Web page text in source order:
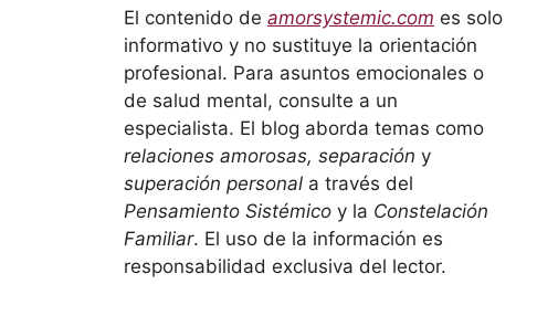
El contenido de amorsystemic.com es solo
informativo y no sustituye la orientación
profesional. Para asuntos emocionales o
de salud mental, consulte a un
especialista. El blog aborda temas como
relaciones amorosas, separación y
superación personal a través del
Pensamiento Sistémico y la Constelación
Familiar. El uso de la información es
responsabilidad exclusiva del lector.